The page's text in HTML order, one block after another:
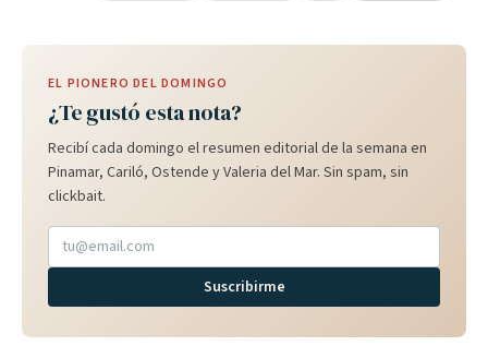
EL PIONERO DEL DOMINGO
¿Te gustó esta nota?
Recibí cada domingo el resumen editorial de la semana en
Pinamar, Cariló, Ostende y Valeria del Mar. Sin spam, sin
clickbait.
Suscribirme